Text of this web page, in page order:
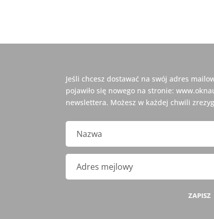
Jeśli chcesz dostawać na swój adres
pojawiło się nowego na stronie:
newslettera. Możesz w każdej chwili
ZAPISZ